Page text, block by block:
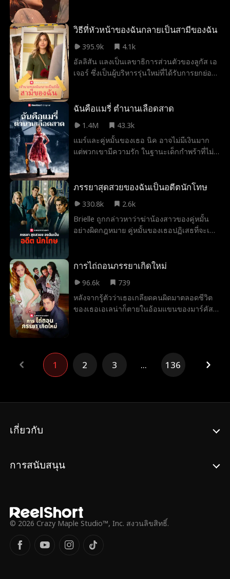
เหมือนไม่จำเป็น และเขาจะไม่หยุดยั้งจนกว่าจะ
ของซาร่า
วิธีที่หัวหน้าของฉันกลายเป็นสามีของฉัน
395.9k
4.1k
อัลลิสัน แลงเป็นเลขาธิการส่วนตัวของลูกัส เอ
เจอร์ ซึ่งเป็นผู้บริหารรุ่นใหม่ที่ได้รับการยกย่อง
เก่าของเธอ ไคล์ ออกจากชีวิตของเธอ เธอจึง
สัมพันธ์กับลูกัส เอเจอร์ แต่เมื่อเหตุการณ์ไม่
คาดคิดเกิดขึ้นและพนักงานทั้งหมดเห็น
ข้อความในโทรศัพท์ของเธอ จะเกิดอะไรขึ้นกับ
เขาจะถูกเปิดเผยขึ้นมา
ฉันคือแมรี่ ตำนานเลือดสาด
1.4M
43.3k
แมร์และคู่หมั้นของเธอ นิค อาจไม่มีเงินมาก
แต่พวกเขามีความรัก ในฐานะเด็กกำพร้าที่ไม่มี
ความลับเกี่ยวกับญาติที่ห่างเหินไป แล้วแม่ของ
ครอบครัว Thornwood ที่ร่ำรวยและลึกลับ
อย่างอบอุ่น เธอถึงกับเสนอจัดงานแต่งงานที่
คฤหาสน์ของพวกเขา แต่เช้าวันพิธี การค้นพบ
ฝันร้ายที่บิดเบี้ยวด้วยประวัติศาสตร์มืดของ
ฆ่าเธอ
ภรรยาสุดสวยของฉันเป็นอดีตนักโทษ
330.8k
2.6k
Brielle ถูกกล่าวหาว่าฆ่าน้องสาวของคู่หมั้น
อย่างผิดกฎหมาย คู่หมั้นของเธอปฏิเสธที่จะเชื่อ
ความไร้เดียงสาของเธอ เจย์คนแปลกหน้า
เธอ ... แต่อาจมีเขามากกว่าสิ่งที่เห็น
การไถ่ถอนภรรยาเกิดใหม่
96.6k
739
หลังจากรู้ตัวว่าเธอเกลียดคนผิดมาตลอดชีวิต
ของเธอเอเลน่าก็ตายในอ้อมแขนของมาร์คัส
ปกป้องเขาในราคาทั้งหมด
1 2 3 ... 136
เกี่ยวกับ
การสนับสนุน
© 2026 Crazy Maple Studio™, Inc. สงวนลิขสิทธิ์.